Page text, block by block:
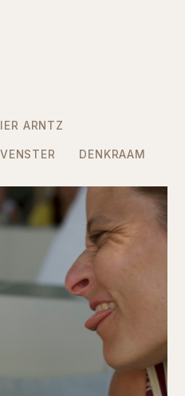
ARNTZ
DENKRAAM